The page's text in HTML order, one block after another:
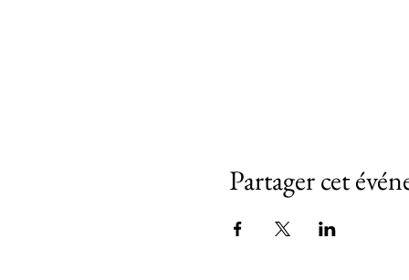
Partager cet